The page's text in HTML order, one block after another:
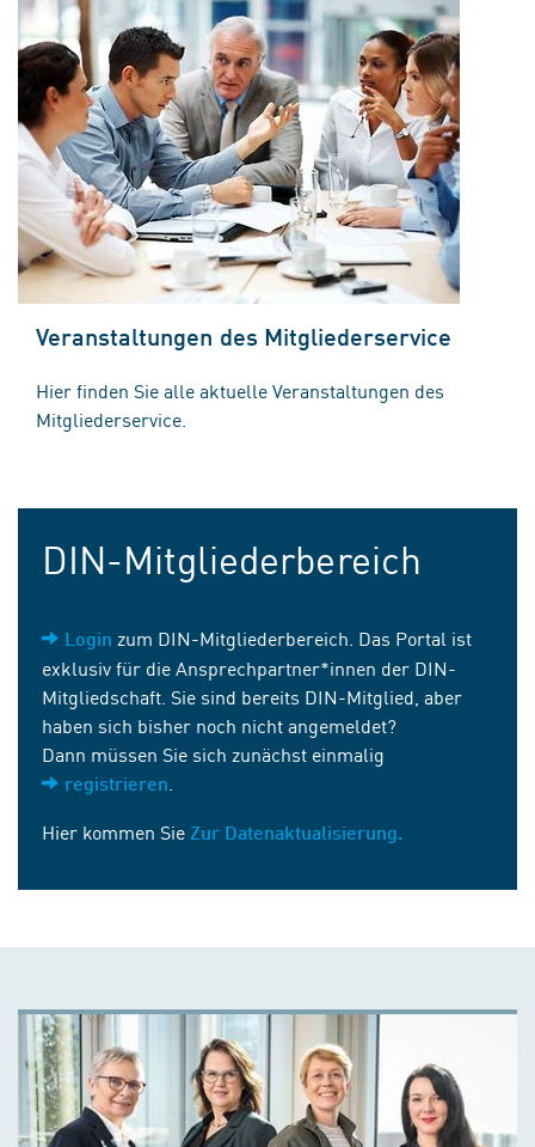
Veranstaltungen des Mitgliederservice
Hier finden Sie alle aktuelle Veranstaltungen des
Mitgliederservice.
DIN-Mitgliederbereich
Login zum DIN-Mitgliederbereich. Das Portal ist
exklusiv für die Ansprechpartner*innen der DIN-
Mitgliedschaft. Sie sind bereits DIN-Mitglied, aber
haben sich bisher noch nicht angemeldet?
Dann müssen Sie sich zunächst einmalig
registrieren
Hier kommen Sie Zur Datenaktualisierung.